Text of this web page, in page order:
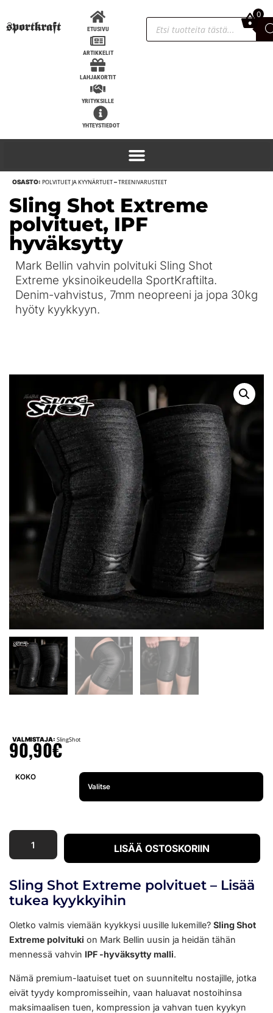
kahva - 30kg
98,95€
ETUSIVU
ARTIKKELIT
LAHJAKORTIT
YRITYKSILLE
YHTEYSTIEDOT
0,00€
0
OSASTO: POLVITUET JA KYYNÄRTUET–TREENIVARUSTEET
Sling Shot Extreme
polvituet, IPF
hyväksytty
Mark Bellin vahvin polvituki Sling Shot
Extreme yksinoikeudella SportKraftilta.
Denim-vahvistus, 7mm neopreeni ja jopa 30kg
hyöty kyykkyyn.
VALMISTAJA: SlingShot
90,90€
KOKO
LISÄÄ OSTOSKORIIN
Sling Shot Extreme polvituet – Lisää
tukea kyykkyihin
Oletko valmis viemään kyykkysi uusille lukemille? Sling Shot
Extreme polvituki on Mark Bellin uusin ja heidän tähän
mennessä vahvin IPF -hyväksytty malli.
Nämä premium-laatuiset tuet on suunniteltu nostajille, jotka
eivät tyydy kompromisseihin, vaan haluavat nostoihinsa
maksimaalisen tuen, kompression ja vahvan tuen kyykyn